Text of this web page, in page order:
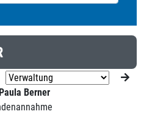
Berner